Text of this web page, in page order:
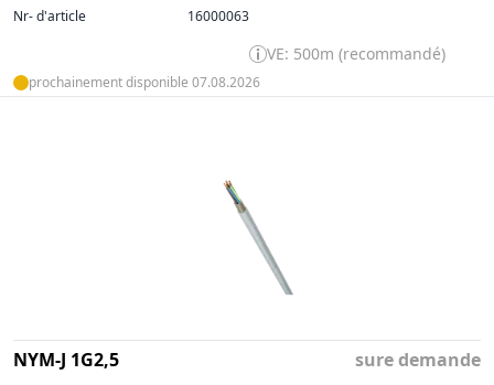
Nr- d'article
16000063
VE: 500m (recommandé)
prochainement disponible 07.08.2026
NYM-J 1G2,5
sure demande